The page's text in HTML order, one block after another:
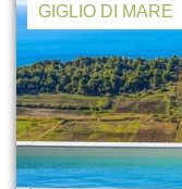
GIGLIO DI MARE